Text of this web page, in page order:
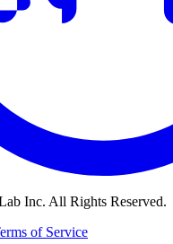
Inc. All Rights Reserved.
of Service